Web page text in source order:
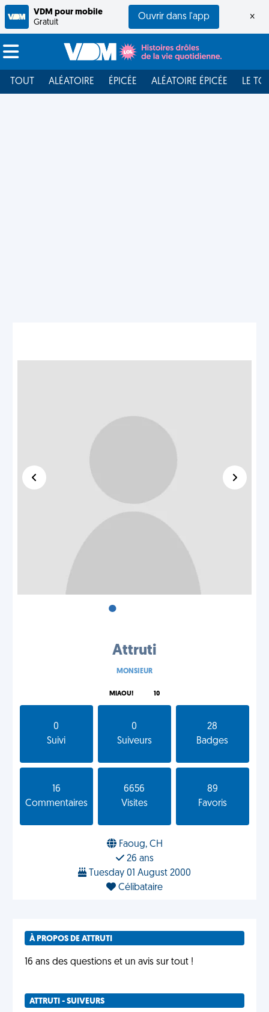
VDM pour mobile
Gratuit
Ouvrir dans l'app ×
TOUT ALÉATOIRE ÉPICÉE ALÉATOIRE ÉPICÉE LE
•
Attruti
MONSIEUR
MIAOU! 10
0
Suivi
0
Suiveurs
28
Badges
16
Commentaires
6656
Visites
89
Favoris
Faoug, CH
26 ans
Tuesday 01 August 2000
Célibataire
À PROPOS DE ATTRUTI
16 ans des questions et un avis sur tout !
ATTRUTI - SUIVEURS